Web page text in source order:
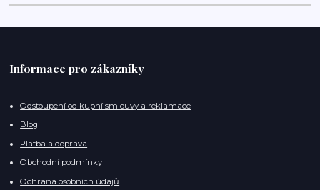
Informace pro zákazníky
Odstoupení od kupní smlouvy a reklamace
Blog
Platba a doprava
Obchodní podmínky
Ochrana osobních údajů